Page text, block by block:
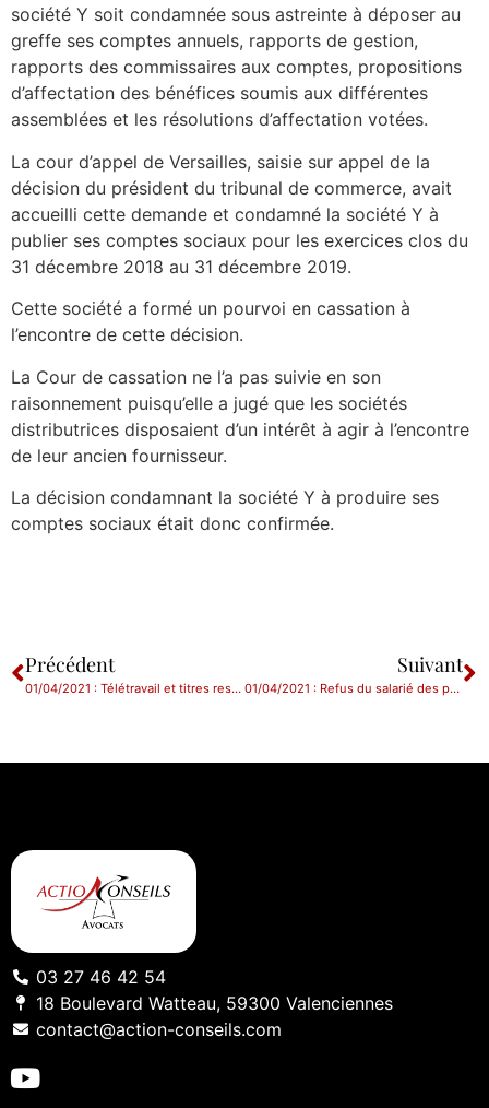
société Y soit condamnée sous astreinte à déposer au
greffe ses comptes annuels, rapports de gestion,
rapports des commissaires aux comptes, propositions
d’affectation des bénéfices soumis aux différentes
assemblées et les résolutions d’affectation votées.
La cour d’appel de Versailles, saisie sur appel de la
décision du président du tribunal de commerce, avait
accueilli cette demande et condamné la société Y à
publier ses comptes sociaux pour les exercices clos du
31 décembre 2018 au 31 décembre 2019.
Cette société a formé un pourvoi en cassation à
l’encontre de cette décision.
La Cour de cassation ne l’a pas suivie en son
raisonnement puisqu’elle a jugé que les sociétés
distributrices disposaient d’un intérêt à agir à l’encontre
de leur ancien fournisseur.
La décision condamnant la société Y à produire ses
comptes sociaux était donc confirmée.
Précédent
01/04/2021 : Télétravail et titres restaurants : C’est oui ou c’est non ?
Suivant
01/04/2021 : Refus du salarié des postes de reclassement proposés : l’employeur n’est pas obligé d’informer le salarié inapte de l’impossibilité de lui proposer un autre emploi.
03 27 46 42 54
18 Boulevard Watteau, 59300 Valenciennes
contact@action-conseils.com